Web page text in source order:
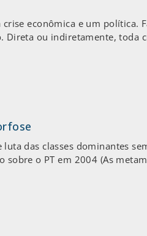
econômica e um política.
ou indiretamente, toda
das classes dominantes
o PT em 2004 (As